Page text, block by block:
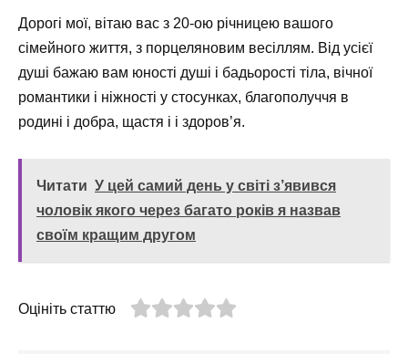
Дорогі мої, вітаю вас з 20-ою річницею вашого
сімейного життя, з порцеляновим весіллям. Від усієї
душі бажаю вам юності душі і бадьорості тіла, вічної
романтики і ніжності у стосунках, благополуччя в
родині і добра, щастя і і здоров’я.
Читати У цей самий день у світі з’явився
чоловік якого через багато років я назвав
своїм кращим другом
Оцініть статтю